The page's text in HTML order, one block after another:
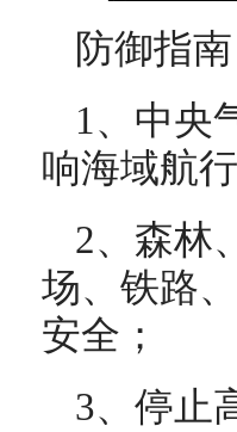
防御指南
1、中央
响海域航
2、森林
场、铁路
安全；
3、停止